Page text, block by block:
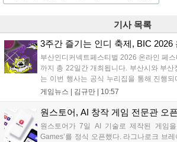
기사 목록
3주간 즐기는 인디 축제, BIC 2026
부산인디커넥트페스티벌 2026 온라인 페
까지 총 22일간 개최됩니다. 부산시와 부
는 이번 행사는 공식 누리집을 통해 진행되
작을 제한 없이 체험할 수 있습니다. 일반 및
세계 누구나 참여 가능한 이번 행사는 역대
생태계 확장에 기여할 전망입니다....
게임뉴스 | 김규만 10:57
원스토어, AI 창작 게임 전문관 오픈
원스토어가 7일 AI 기술로 제작된 게임
Games’를 정식 오픈했다. 라그나로크 브